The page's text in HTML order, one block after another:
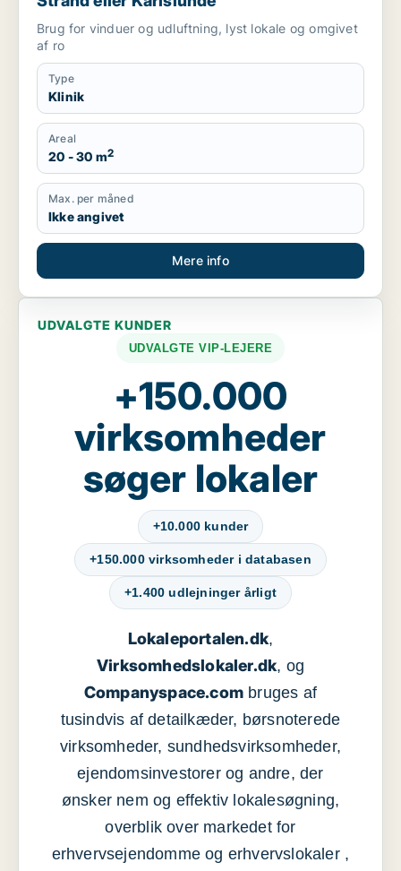
Brug for vinduer og udluftning, lyst lokale og omgivet
af ro
Type
Klinik
Areal
20 - 30 m2
Max. per måned
Ikke angivet
Mere info
UDVALGTE KUNDER
UDVALGTE VIP-LEJERE
+150.000
virksomheder
søger lokaler
+10.000 kunder
+150.000 virksomheder i databasen
+1.400 udlejninger årligt
Lokaleportalen.dk,
Virksomhedslokaler.dk, og
Companyspace.com bruges af
tusindvis af detailkæder, børsnoterede
virksomheder, sundhedsvirksomheder,
ejendomsinvestorer og andre, der
ønsker nem og effektiv lokalesøgning,
overblik over markedet for
erhvervsejendomme og erhvervslokaler ,